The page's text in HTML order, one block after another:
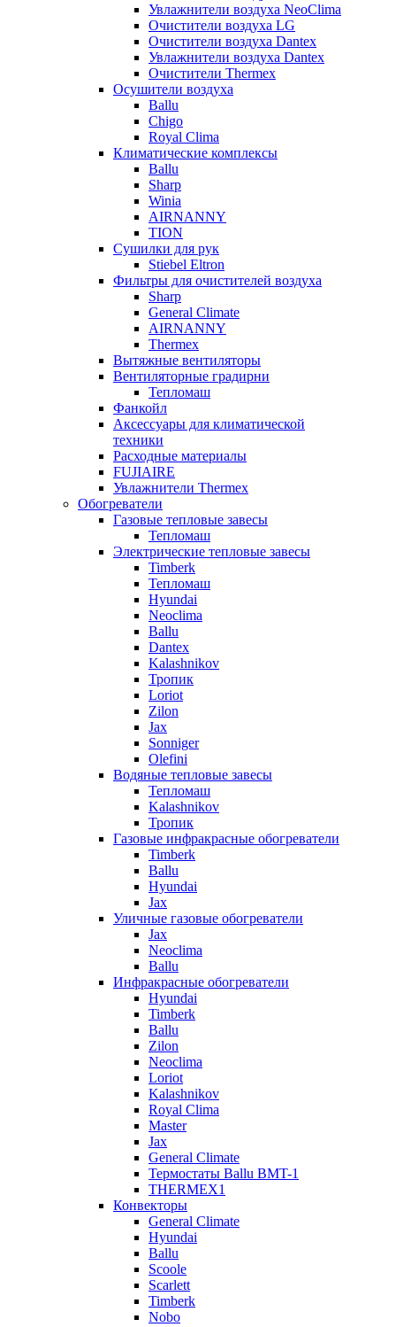
Увлажнители воздуха NeoClima
Очистители воздуха LG
Очистители воздуха Dantex
Увлажнители воздуха Dantex
Очистители Thermex
Осушители воздуха
Ballu
Chigo
Royal Clima
Климатические комплексы
Ballu
Sharp
Winia
AIRNANNY
TION
Сушилки для рук
Stiebel Eltron
Фильтры для очистителей воздуха
Sharp
General Climate
AIRNANNY
Thermex
Вытяжные вентиляторы
Вентиляторные градирни
Тепломаш
Фанкойл
Аксессуары для климатической
техники
Расходные материалы
FUJIAIRE
Увлажнители Thermex
Обогреватели
Газовые тепловые завесы
Тепломаш
Электрические тепловые завесы
Timberk
Тепломаш
Hyundai
Neoclima
Ballu
Dantex
Kalashnikov
Тропик
Loriot
Zilon
Jax
Sonniger
Olefini
Водяные тепловые завесы
Тепломаш
Kalashnikov
Тропик
Газовые инфракрасные обогреватели
Timberk
Ballu
Hyundai
Jax
Уличные газовые обогреватели
Jax
Neoclima
Ballu
Инфракрасные обогреватели
Hyundai
Timberk
Ballu
Zilon
Neoclima
Loriot
Kalashnikov
Royal Clima
Master
Jax
General Climate
Термостаты Ballu BMT-1
THERMEX1
Конвекторы
General Climate
Hyundai
Ballu
Scoole
Scarlett
Timberk
Nobo